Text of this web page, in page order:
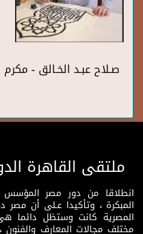
صـلاح عبـد الخـالق - مكرم
ملتقى القاهرة
انطلاقا من دور مصر المؤسس
المبكرة ، وتأكيدا عـلى أن
المصرية كانت وستظل دائما
مختلف مجالات المعارف